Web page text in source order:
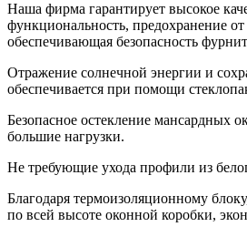
Наша фирма гарантирует высокое
функциональность, предохранение
обеспечивающая безопасность
Отражение солнечной энергии и
обеспечивается при помощи
Безопасное остекление мансардных
большие нагрузки.
Не требующие ухода профили из
Благодаря термоизоляционному
по всей высоте оконной коробки,